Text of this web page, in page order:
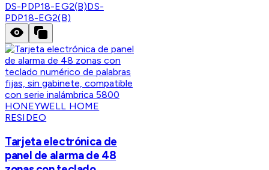
DS-PDP18-EG2(B)DS-
PDP18-EG2(B)
HONEYWELL HOME
RESIDEO
Tarjeta electrónica de
panel de alarma de 48